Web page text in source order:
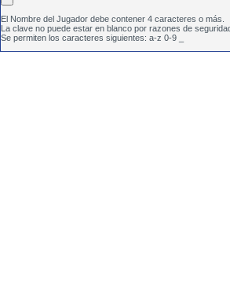
El Nombre del Jugador debe contener 4 caracteres o más.
La clave no puede estar en blanco por razones de
Se permiten los caracteres siguientes: a-z 0-9 _